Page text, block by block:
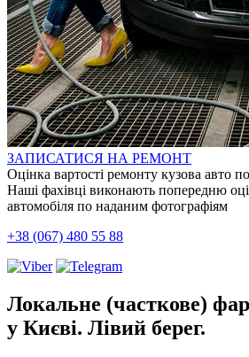
ЗАПИСАТИСЯ НА РЕМОНТ
Оцінка вартості ремонту кузова авто
Наші фахівці виконають попередню
автомобіля по наданим фотографіям
+38 (067) 480 55 88
Локальне (часткове)
у Києві. Лівий берег.